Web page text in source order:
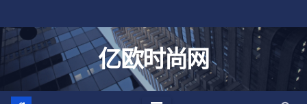
至
亿欧时尚网